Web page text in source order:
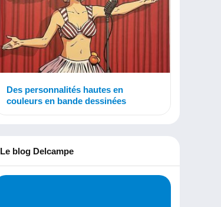
Des personnalités hautes en
couleurs en bande dessinées
Le blog Delcampe